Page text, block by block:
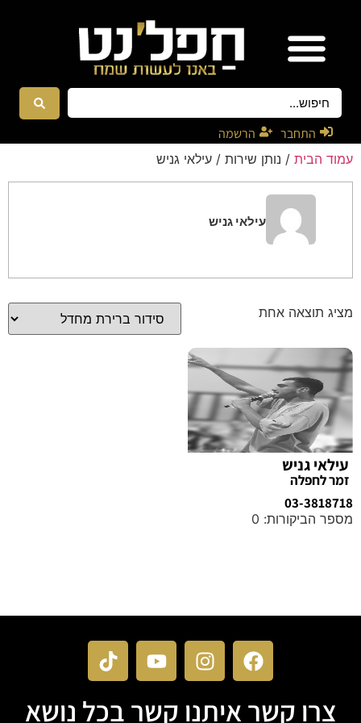
התחבר הרשמה
עמוד הבית / נותן שירות / עילאי גניש
עילאי גניש
מציג תוצאה אחת
עילאי גניש
זמר לחפלה
03-3818718
מספר הביקורות: 0
צרו קשר איתנו קשר בכל נושא